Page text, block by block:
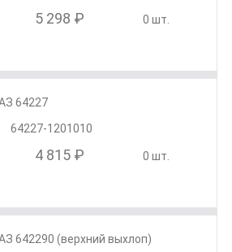
5 298 ₽ 0 шт.
64227
64227-1201010
4 815 ₽ 0 шт.
642290 (верхний выхлоп)